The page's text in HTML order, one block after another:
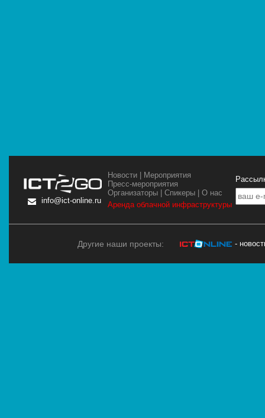
info@ict-online.ru
Новости | Мероприятия
Пресс-мероприятия
Организаторы |Спикеры |О нас
Аренда облачной инфраструктуры
Другие наши проекты: -